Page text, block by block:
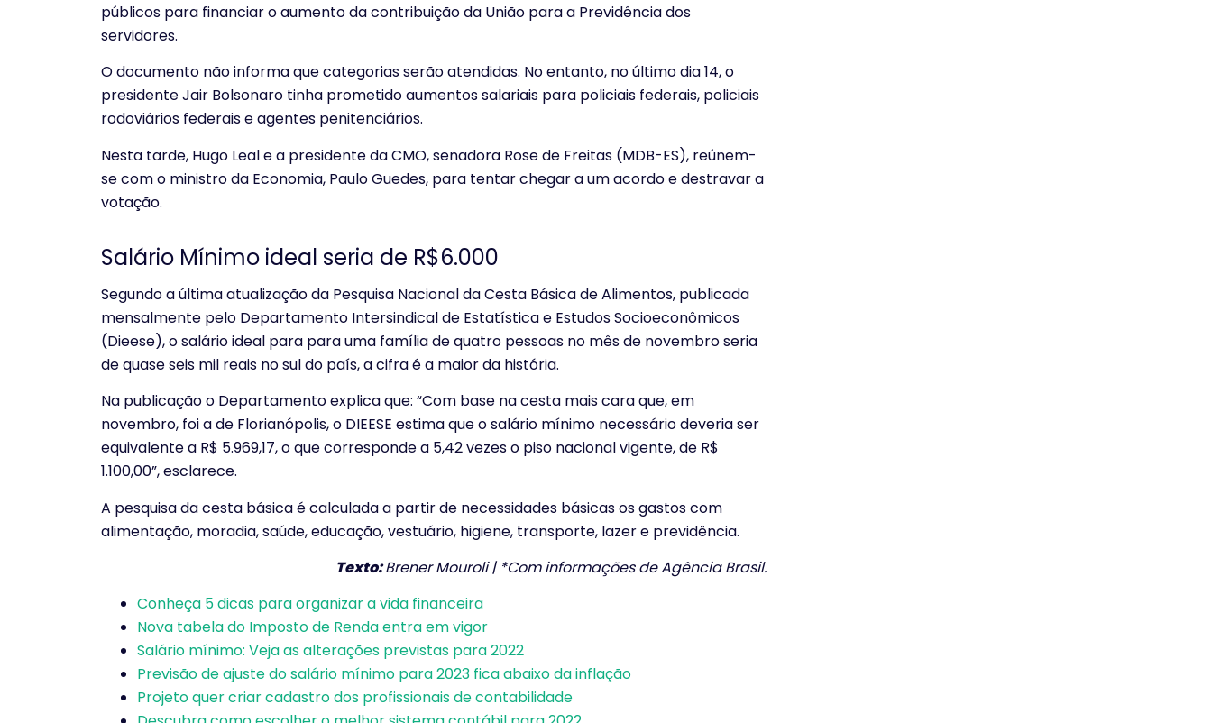
públicos para financiar o aumento da contribuição da União para a Previdência dos
servidores.
O documento não informa que categorias serão atendidas. No entanto, no último dia 14, o
presidente Jair Bolsonaro tinha prometido aumentos salariais para policiais federais, policiais
rodoviários federais e agentes penitenciários.
Nesta tarde, Hugo Leal e a presidente da CMO, senadora Rose de Freitas (MDB-ES), reúnem-
se com o ministro da Economia, Paulo Guedes, para tentar chegar a um acordo e destravar a
votação.
Salário Mínimo ideal seria de R$6.000
Segundo a última atualização da Pesquisa Nacional da Cesta Básica de Alimentos, publicada
mensalmente pelo Departamento Intersindical de Estatística e Estudos Socioeconômicos
(Dieese), o salário ideal para para uma família de quatro pessoas no mês de novembro seria
de quase seis mil reais no sul do país, a cifra é a maior da história.
Na publicação o Departamento explica que: “Com base na cesta mais cara que, em
novembro, foi a de Florianópolis, o DIEESE estima que o salário mínimo necessário deveria ser
equivalente a R$ 5.969,17, o que corresponde a 5,42 vezes o piso nacional vigente, de R$
1.100,00”, esclarece.
A pesquisa da cesta básica é calculada a partir de necessidades básicas os gastos com
alimentação, moradia, saúde, educação, vestuário, higiene, transporte, lazer e previdência.
Texto:Brener Mouroli | *Com informações de Agência Brasil.
Conheça 5 dicas para organizar a vida financeira
Nova tabela do Imposto de Renda entra em vigor
Salário mínimo: Veja as alterações previstas para 2022
Previsão de ajuste do salário mínimo para 2023 fica abaixo da inflação
Projeto quer criar cadastro dos profissionais de contabilidade